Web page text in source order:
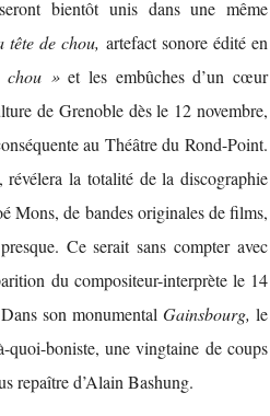
bientôt unis dans une même
tête de chou, artefact sonore édité en
chou »et les embûches d’un cœur
de Grenoble dès le 12 novembre,
au Théâtre du Rond-Point.
la totalité de la discographie
Mons, de bandes originales de films,
Ce serait sans compter avec
du compositeur-interprète le 14
son monumental Gainsbourg, le
boniste, une vingtaine de coups
repaître d’Alain Bashung.